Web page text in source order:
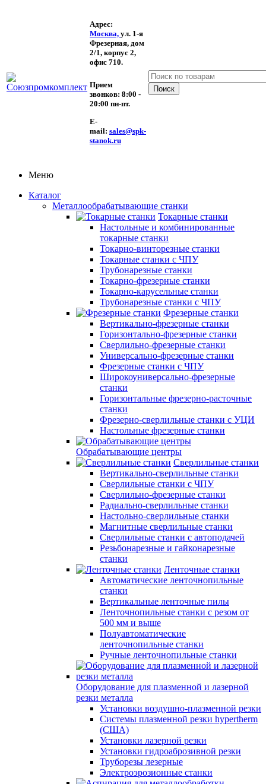
Адрес:
Москва, ул. 1-я
Фрезерная, дом
2/1, корпус 2,
офис 710.
Прием
звонков: 8:00 -
20:00 пн-пт.
E-
mail: sales@spk-
stanok.ru
Меню
Каталог
Металлообрабатывающие станки
Токарные станки
Настольные и комбинированные
токарные станки
Токарно-винторезные станки
Токарные станки с ЧПУ
Трубонарезные станки
Токарно-фрезерные станки
Токарно-карусельные станки
Трубонарезные станки с ЧПУ
Фрезерные станки
Вертикально-фрезерные станки
Горизонтально-фрезерные станки
Сверлильно-фрезерные станки
Универсально-фрезерные станки
Фрезерные станки с ЧПУ
Широкоуниверсально-фрезерные
станки
Горизонтальные фрезерно-расточные
станки
Фрезерно-сверлильные станки с УЦИ
Настольные фрезерные станки
Обрабатывающие центры
Сверлильные станки
Вертикально-сверлильные станки
Сверлильные станки с ЧПУ
Сверлильно-фрезерные станки
Радиально-сверлильные станки
Настольно-сверлильные станки
Магнитные сверлильные станки
Сверлильные станки с автоподачей
Резьбонарезные и гайконарезные
станки
Ленточные станки
Автоматические ленточнопильные
станки
Вертикальные ленточные пилы
Ленточнопильные станки с резом от
500 мм и выше
Полуавтоматические
ленточнопильные станки
Ручные ленточнопильные станки
Оборудование для плазменной и лазерной
резки металла
Установки воздушно-плазменной резки
Системы плазменной резки hypertherm
(США)
Установки лазерной резки
Установки гидроаброзивной резки
Труборезы лезерные
Электроэрозионные станки